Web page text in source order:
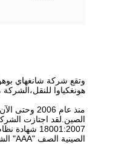
هونغكياوا
الصينية الصف "AAA" الشركة.